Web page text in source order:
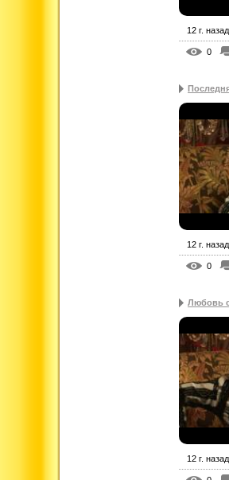
12 г. назад
0
12 г. назад
0
Любовь
12 г. назад